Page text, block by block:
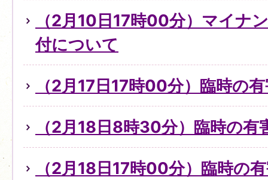
（2月10日17時00分）マイナ
付について
（2月17日17時00分）臨時の
（2月18日8時30分）臨時の
（2月18日17時00分）臨時の